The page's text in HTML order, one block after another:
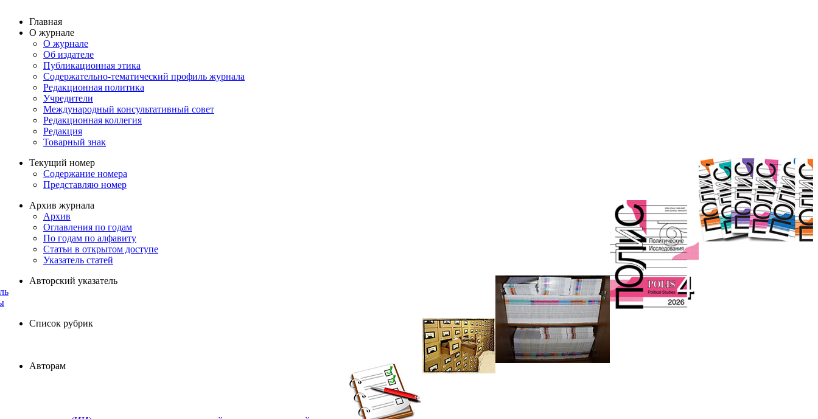
Главная
О журнале
О журнале
Об издателе
Публикационная этика
Содержательно-тематический профиль журнала
Редакционная политика
Учредители
Международный консультативный совет
Редакционная коллегия
Редакция
Товарный знак
Текущий номер
Содержание номера
Представляю номер
Архив журнала
Архив
Оглавления по годам
По годам по алфавиту
Статьи в открытом доступе
Указатель статей
Авторский указатель
Список рубрик
Авторам